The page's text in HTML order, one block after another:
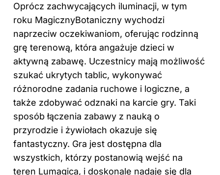
Oprócz zachwycających iluminacji, w tym
roku MagicznyBotaniczny wychodzi
naprzeciw oczekiwaniom, oferując rodzinną
grę terenową, która angażuje dzieci w
aktywną zabawę. Uczestnicy mają możliwość
szukać ukrytych tablic, wykonywać
różnorodne zadania ruchowe i logiczne, a
także zdobywać odznaki na karcie gry. Taki
sposób łączenia zabawy z nauką o
przyrodzie i żywiołach okazuje się
fantastyczny. Gra jest dostępna dla
wszystkich, którzy postanowią wejść na
teren Lumagica, i doskonale nadaje się dla